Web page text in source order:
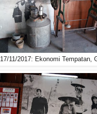
17/11/2017: Ekonomi Tempatan,